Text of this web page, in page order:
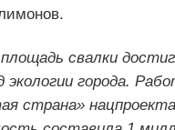
свалки
города.
страна»